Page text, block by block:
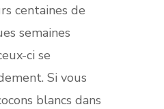
centaines de
semaines
ci se
Si vous
blancs dans